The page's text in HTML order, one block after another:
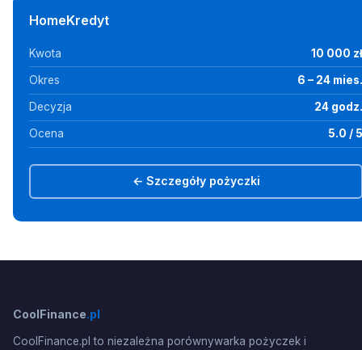
HomeKredyt
Kwota 10 000 zł
Okres 6 – 24 mies.
Decyzja 24 godz.
Ocena 5.0 / 5
← Szczegóły pożyczki
CoolFinance.pl
CoolFinance.pl to niezależna porównywarka pożyczek i